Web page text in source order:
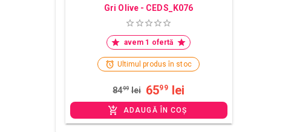
Gri Olive - CEDS_K076
avem 1 ofertă
Ultimul produs în stoc
8499 lei 6599 lei
ADAUGĂ ÎN COȘ